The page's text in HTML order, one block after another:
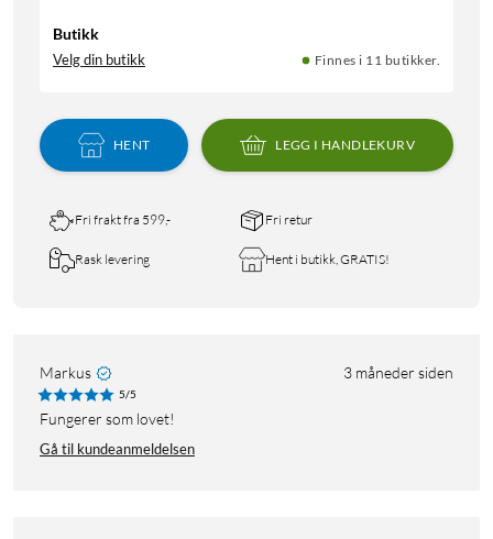
Butikk
Velg din butikk Finnes i 11 butikker.
HENT LEGG I HANDLEKURV
Fri frakt fra 599,- Fri retur
Rask levering Hent i butikk, GRATIS!
Markus 3 måneder siden
5/5
Fungerer som lovet!
Gå til kundeanmeldelsen